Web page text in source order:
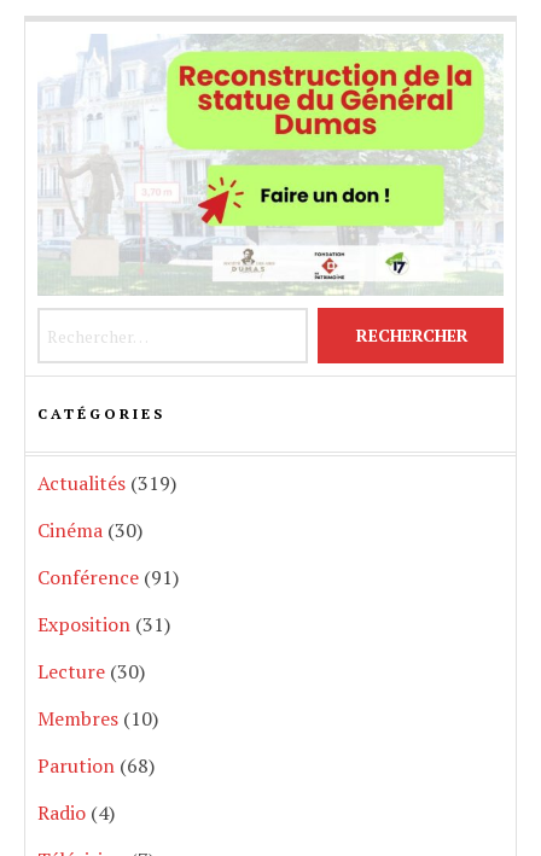
CATÉGORIES
Actualités (319)
Cinéma (30)
Conférence (91)
Exposition (31)
Lecture (30)
Membres (10)
Parution (68)
Radio (4)